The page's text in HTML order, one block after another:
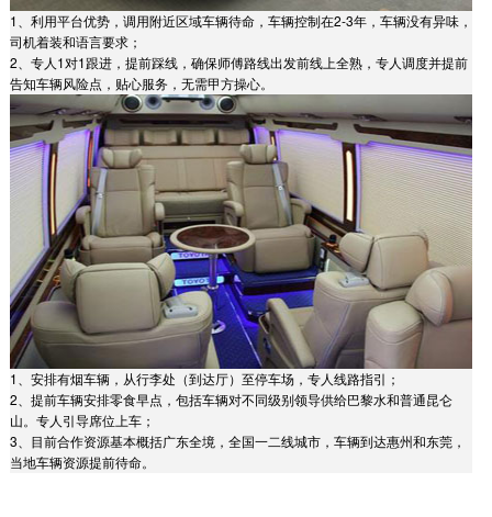
1、利用平台优势，调用附近区域车辆待命，车辆控制在2-3年，车辆没有异味，
司机着装和语言要求；
2、专人1对1跟进，提前踩线，确保师傅路线出发前线上全熟，专人调度并提前
告知车辆风险点，贴心服务，无需甲方操心。
1、安排有烟车辆，从行李处（到达厅）至停车场，专人线路指引；
2、提前车辆安排零食早点，包括车辆对不同级别领导供给巴黎水和普通昆仑
山。专人引导席位上车；
3、目前合作资源基本概括广东全境，全国一二线城市，车辆到达惠州和东莞，
当地车辆资源提前待命。